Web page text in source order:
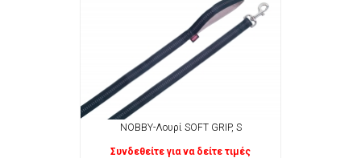
NOBBY-Λουρί SOFT GRIP, S
Συνδεθείτε για να δείτε τιμές